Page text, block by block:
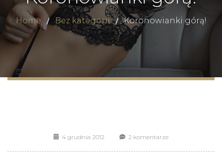
Home Bez kategorii Koronowianki górą!
4 grudnia 2012 2 komentarze